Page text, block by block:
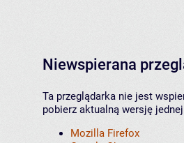
Niewspierana
Ta przeglądarka nie jest
pobierz aktualną wersję
Mozilla Firefox